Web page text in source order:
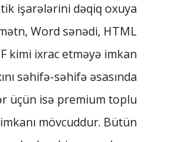
işarələrini dəqiq oxuya
Word sənədi, HTML
kimi ixrac etməyə imkan
səhifə-səhifə əsasında
üçün isə premium toplu
mövcuddur. Bütün